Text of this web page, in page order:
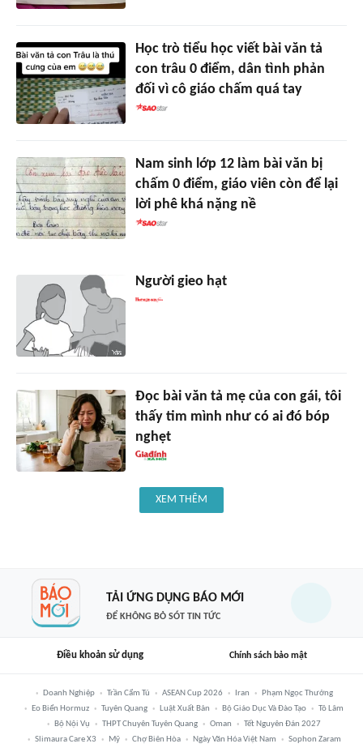
Học trò tiểu học viết bài văn tả
con trâu 0 điểm, dân tình phản
đối vì cô giáo chấm quá tay
Nam sinh lớp 12 làm bài văn bị
chấm 0 điểm, giáo viên còn để lại
lời phê khá nặng nề
Người gieo hạt
Đọc bài văn tả mẹ của con gái, tôi
thấy tim mình như có ai đó bóp
nghẹt
XEM THÊM
TẢI ỨNG DỤNG BÁO MỚI
ĐỂ KHÔNG BỎ SÓT TIN TỨC
Điều khoản sử dụng Chính sách bảo mật
Doanh Nghiệp Trần Cẩm Tú ASEAN Cup 2026 Iran
Phạm Ngọc Thưởng
Eo Biển Hormuz
Tuyên Quang Luật Xuất Bản Bộ Giáo Dục Và Đào Tạo
Tô Lâm
Bộ Nội Vụ
THPT Chuyên Tuyên Quang Oman
Tết Nguyên Đán 2027
Slimaura Care X3
Mỹ Chợ Biên Hòa Ngày Văn Hóa Việt Nam Sophon Zaram